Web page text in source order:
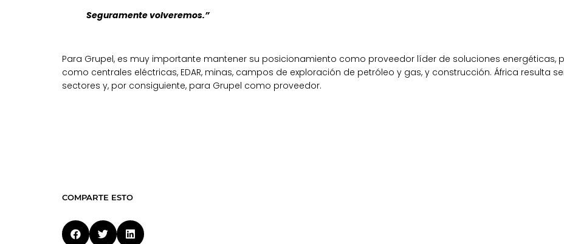
Seguramente volveremos.”
Para Grupel, es muy importante mantener su posicionamiento como proveedor líder de soluciones energéticas,
como centrales eléctricas, EDAR, minas, campos de exploración de petróleo y gas, y construcción. África resulta
sectores y, por consiguiente, para Grupel como proveedor.
COMPARTE ESTO